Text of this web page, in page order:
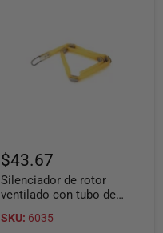
$43.67
Silenciador de rotor
ventilado con tubo de
SKU: 6035